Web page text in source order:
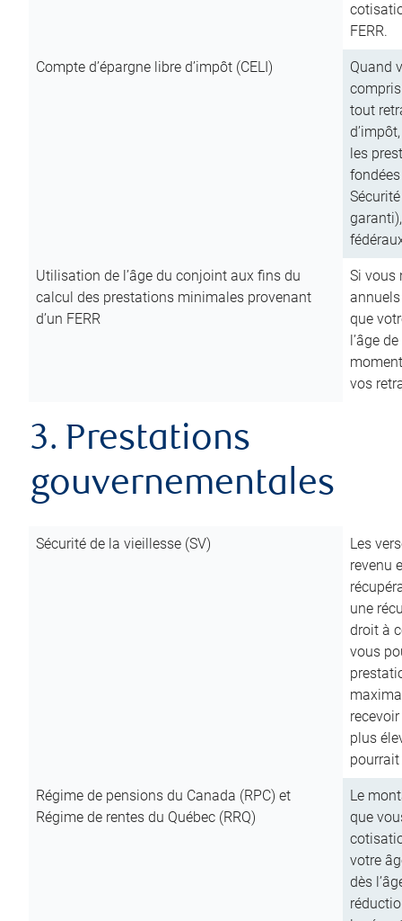
FERR.
Compte d’épargne libre d’impôt (CELI)
Quand
tout
les
Utilisation de l’âge du conjoint aux fins du
calcul des prestations minimales provenant
d’un FERR
Si vous
que
l’âge
vos
3. Prestations
gouvernementales
Sécurité de la vieillesse (SV)
Les
revenu
une
droit à
vous
plus
Régime de pensions du Canada (RPC) et
Régime de rentes du Québec (RRQ)
Le
que
votre
dès